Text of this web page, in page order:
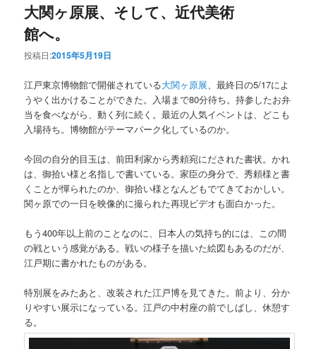
大関ヶ原展、そして、近代美術
館へ。
投稿日:2015年5月19日
江戸東京博物館で開催されている大関ヶ原展 、最終日の5/17によ
うやく出かけることができた。入場まで80分待ち。持参したお弁
当を食べながら、動く列に続く。最近の人気イベントは、どこも
入場待ち。博物館がテーマパーク化しているのか。
今回の自分的目玉は、前田利家から秀頼宛にだされた書状。かれ
は、御拾い様と名指しで書いている。家臣の身分で、秀頼様と書
くことが憚られたのか、御拾い様となんどもでてきておかしい。
関ヶ原での一日を映像的に撮られた再現ビデオも面白かった。
もう400年以上前のことなのに、日本人の気持ち的には、この間
の戦という感覚がある。戦いの様子を描いた絵図もあるのだが、
江戸期に書かれたものがある。
特別展をみたあと、改装された江戸博を見てきた。前より、分か
りやすい展示になっている。江戸の中村座の前でしばし、休憩す
る。